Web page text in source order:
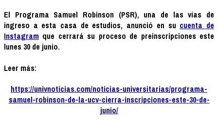
El Programa Samuel Robinson (PSR), una de las vías de
ingreso a esta casa de estudios, anunció en su cuenta de
Instagram que cerrará su proceso de preinscripciones este
lunes 30 de junio.
Leer más:
https://univnoticias.com/noticias-universitarias/programa-
samuel-robinson-de-la-ucv-cierra-inscripciones-este-30-de-
junio/